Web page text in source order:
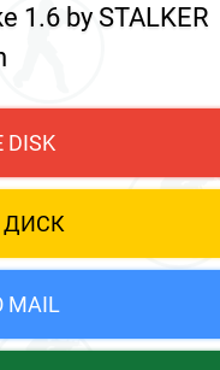
1.6 by STALKER
DISK
ДИСК